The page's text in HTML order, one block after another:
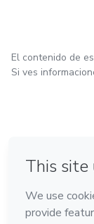
El contenido de
Si ves
Hecho con ❤ en